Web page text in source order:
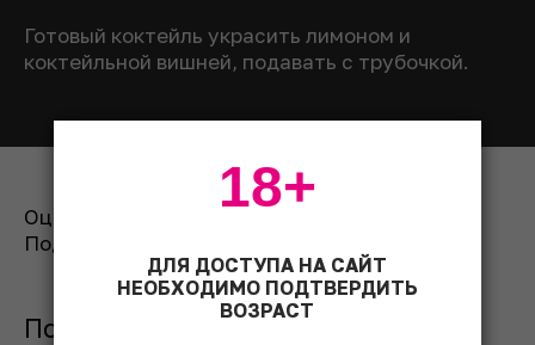
Готовый коктейль украсить лимоном и
коктейльной вишней, подавать с трубочкой.
Оценить рецепт:
Поделиться:
Популярные вопросы
ДЛЯ ДОСТУПА НА САЙТ
НЕОБХОДИМО ПОДТВЕРДИТЬ
ВОЗРАСТ
18+